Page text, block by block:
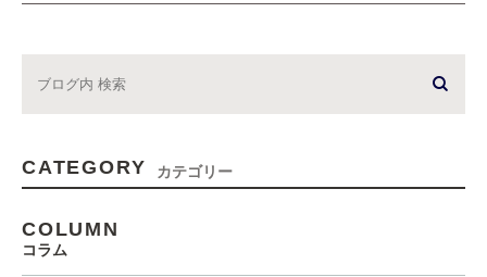
CATEGORY カテゴリー
COLUMN
コラム